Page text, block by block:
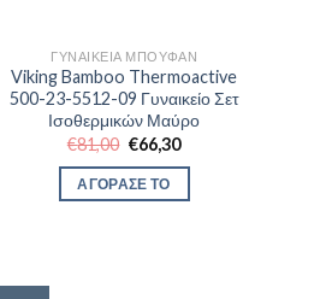
ΓΥΝΑΙΚΕΊΑ ΜΠΟΥΦΆΝ
Viking Bamboo Thermoactive
500-23-5512-09 Γυναικείο Σετ
Ισοθερμικών Μαύρο
€81,00 Original
price
was:
€81,00.
€66,30Η
ΑΓΟΡΑΣΕ ΤΟ